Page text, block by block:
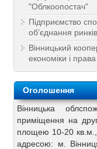
"Облкоопостач"
Підприємство
об’єднання
Вінницький
економіки і права
Оголошення
Вінницька
приміщення на
площею 10-20 кв.м.,
адресою: м.